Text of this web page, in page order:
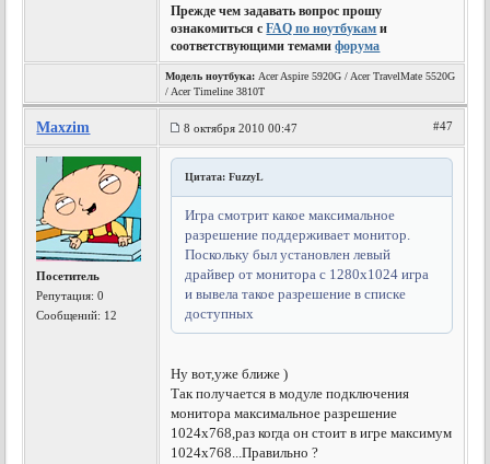
Прежде чем задавать вопрос прошу
ознакомиться сFAQ по ноутбукам и
соответствующими темамифорума
Модель ноутбука: Acer Aspire 5920G / Acer TravelMate 5520G
/ Acer Timeline 3810T
Maxzim 8 октября 2010 00:47 #47
Посетитель
Репутация:0
Сообщений: 12
Цитата: FuzzyL
Игра смотрит какое максимальное
разрешение поддерживает монитор.
Поскольку был установлен левый
драйвер от монитора с 1280х1024 игра
и вывела такое разрешение в списке
доступных
Ну вот,уже ближе )
Так получается в модуле подключения
монитора максимальное разрешение
1024х768,раз когда он стоит в игре максимум
1024х768...Правильно ?